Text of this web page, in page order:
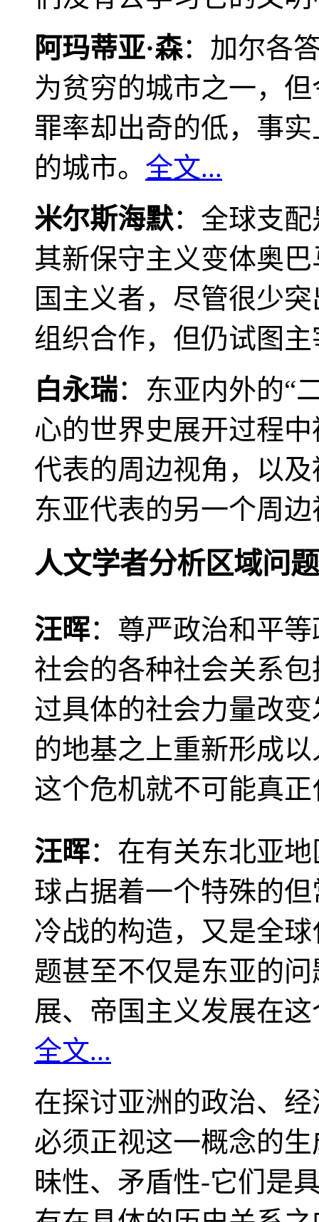
阿玛蒂亚·森：加尔各
为贫穷的城市之一，
罪率却出奇的低，事
的城市。 全文...
米尔斯海默：全球支
其新保守主义变体奥
国主义者，尽管很少
组织合作，但仍试图
白永瑞：东亚内外的“
心的世界史展开过程
代表的周边视角，以
东亚代表的另一个周
人文学者分析区域问题
汪晖：尊严政治和平
社会的各种社会关系
过具体的社会力量改
的地基之上重新形成
这个危机就不可能真
汪晖：在有关东北亚
球占据着一个特殊的
冷战的构造，又是全
题甚至不仅是东亚的
展、帝国主义发展在
全文...
在探讨亚洲的政治、
必须正视这一概念的
昧性、矛盾性-它们是